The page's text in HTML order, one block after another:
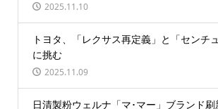
2025.11.10
トヨタ、「レクサス再定義」と「センチ
に挑む
2025.11.09
日清製粉ウェルナ「マ･マー」ブランド